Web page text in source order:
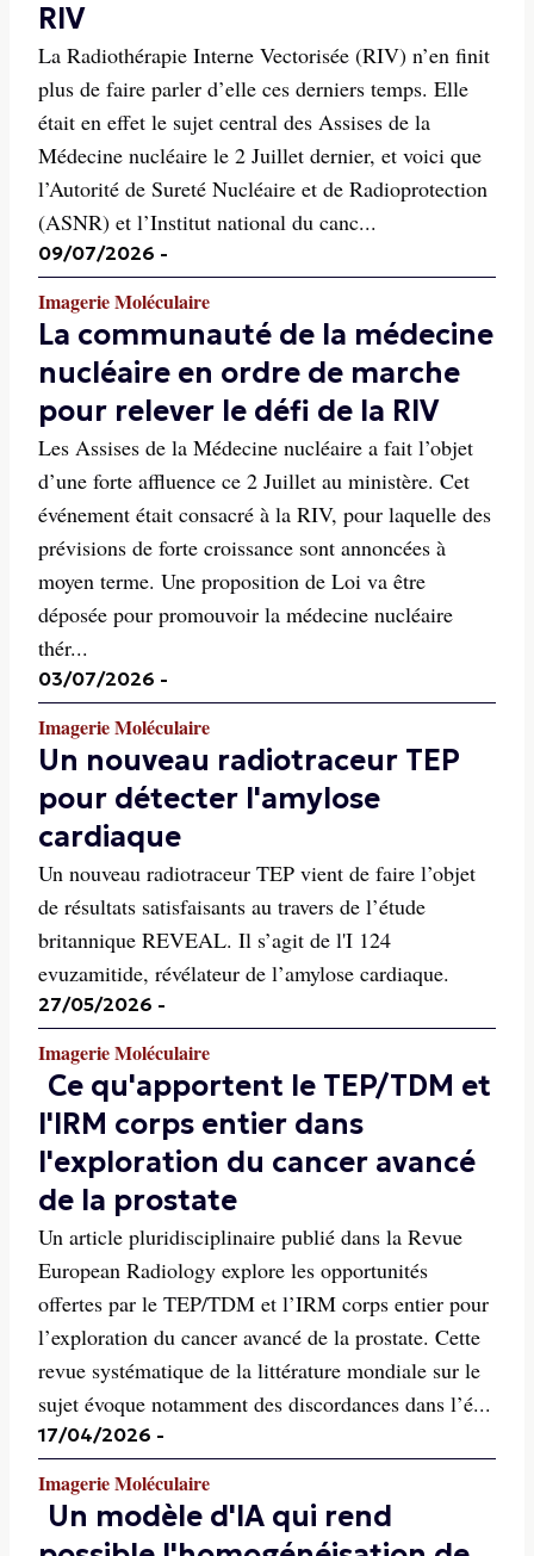
RIV
La Radiothérapie Interne Vectorisée (RIV) n’en finit
plus de faire parler d’elle ces derniers temps. Elle
était en effet le sujet central des Assises de la
Médecine nucléaire le 2 Juillet dernier, et voici que
l’Autorité de Sureté Nucléaire et de Radioprotection
(ASNR) et l’Institut national du canc...
09/07/2026 -
Imagerie Moléculaire
La communauté de la médecine
nucléaire en ordre de marche
pour relever le défi de la RIV
Les Assises de la Médecine nucléaire a fait l’objet
d’une forte affluence ce 2 Juillet au ministère. Cet
événement était consacré à la RIV, pour laquelle des
prévisions de forte croissance sont annoncées à
moyen terme. Une proposition de Loi va être
déposée pour promouvoir la médecine nucléaire
thér...
03/07/2026 -
Imagerie Moléculaire
Un nouveau radiotraceur TEP
pour détecter l'amylose
cardiaque
Un nouveau radiotraceur TEP vient de faire l’objet
de résultats satisfaisants au travers de l’étude
britannique REVEAL. Il s’agit de l'I 124
evuzamitide, révélateur de l’amylose cardiaque.
27/05/2026 -
Imagerie Moléculaire
Ce qu'apportent le TEP/TDM et
l'IRM corps entier dans
l'exploration du cancer avancé
de la prostate
Un article pluridisciplinaire publié dans la Revue
European Radiology explore les opportunités
offertes par le TEP/TDM et l’IRM corps entier pour
l’exploration du cancer avancé de la prostate. Cette
revue systématique de la littérature mondiale sur le
sujet évoque notamment des discordances dans l’é...
17/04/2026 -
Imagerie Moléculaire
Un modèle d'IA qui rend